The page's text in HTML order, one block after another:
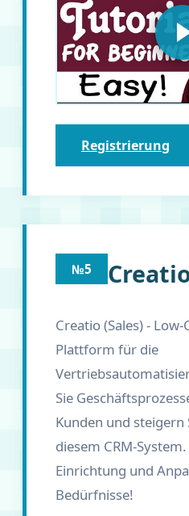
Registrierung
№5
Creatio (Sales) - Low-
Plattform für die
Sie
Kunden und steigern
diesem CRM-
Einrichtung und
Bedürfnisse!